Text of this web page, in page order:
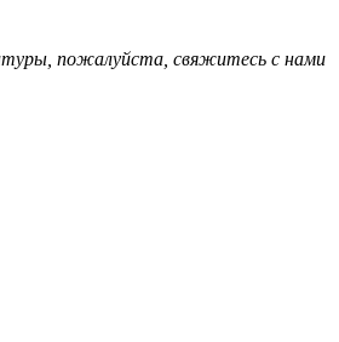
пожалуйста, свяжитесь с нами